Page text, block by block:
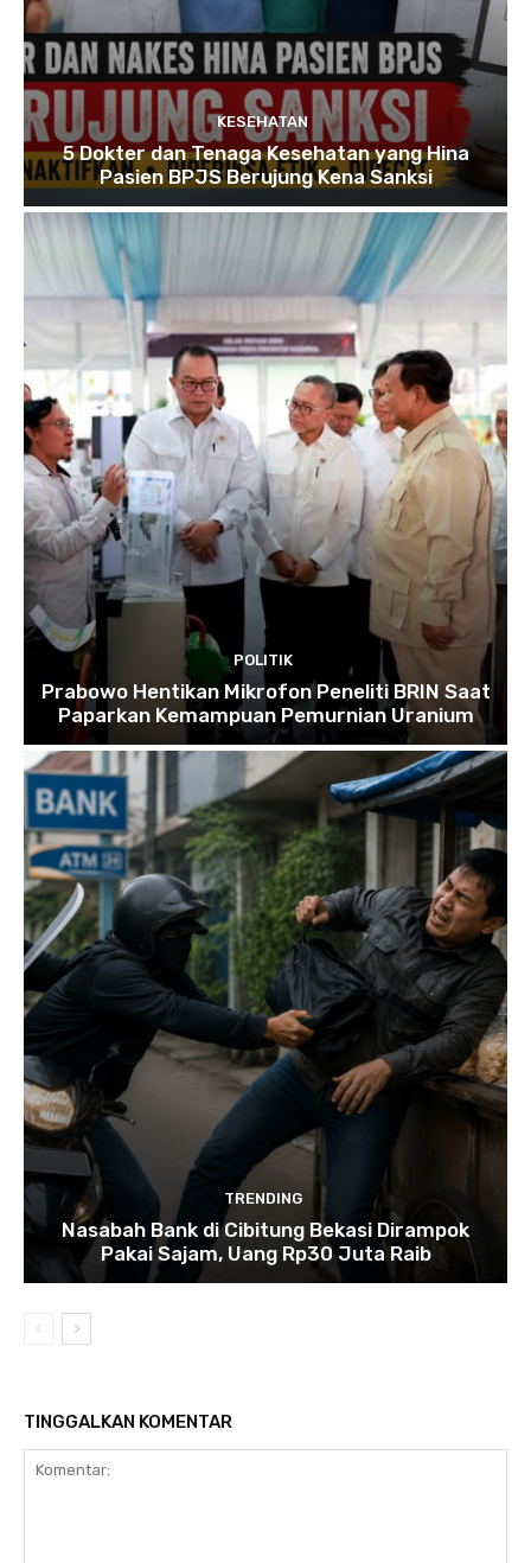
KESEHATAN
5 Dokter dan Tenaga Kesehatan yang Hina
Pasien BPJS Berujung Kena Sanksi
POLITIK
Prabowo Hentikan Mikrofon Peneliti BRIN Saat
Paparkan Kemampuan Pemurnian Uranium
TRENDING
Nasabah Bank di Cibitung Bekasi Dirampok
Pakai Sajam, Uang Rp30 Juta Raib
TINGGALKAN KOMENTAR